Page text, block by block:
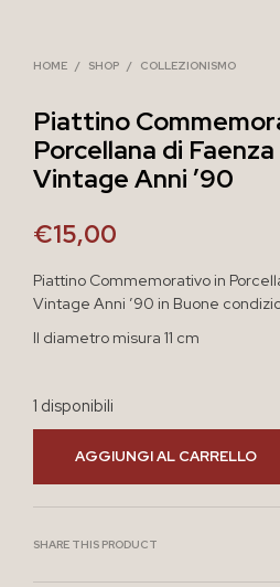
HOME / SHOP / COLLEZIONISMO
Piattino
Porcellana di
Vintage Anni ’90
€15,00
Piattino Commemorativo in
Vintage Anni ’90 in Buone
Il diametro misura 11 cm
1 disponibili
AGGIUNGI AL CARRELLO
SHARE THIS PRODUCT